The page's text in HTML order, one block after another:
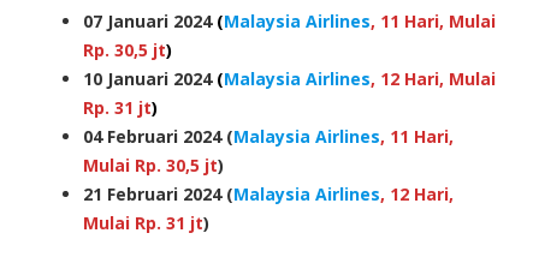
07 Januari 2024 (Malaysia Airlines, 11 Hari, Mulai
Rp. 30,5 jt)
10 Januari 2024 (Malaysia Airlines, 12 Hari, Mulai
Rp. 31 jt)
04 Februari 2024 (Malaysia Airlines, 11 Hari,
Mulai Rp. 30,5 jt)
21 Februari 2024 (Malaysia Airlines, 12 Hari,
Mulai Rp. 31 jt)